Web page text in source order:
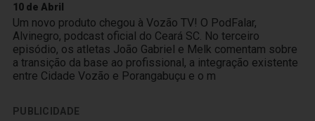
10 de Abril
Um novo produto chegou à Vozão TV! O PodFalar,
Alvinegro, podcast oficial do Ceará SC. No terceiro
episódio, os atletas João Gabriel e Melk comentam sobre
a transição da base ao profissional, a integração existente
entre Cidade Vozão e Porangabuçu e o m
PUBLICIDADE